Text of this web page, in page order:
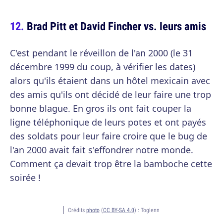
Brad Pitt et David Fincher vs. leurs amis
C'est pendant le réveillon de l'an 2000 (le 31
décembre 1999 du coup, à vérifier les dates)
alors qu'ils étaient dans un hôtel mexicain avec
des amis qu'ils ont décidé de leur faire une trop
bonne blague. En gros ils ont fait couper la
ligne téléphonique de leurs potes et ont payés
des soldats pour leur faire croire que le bug de
l'an 2000 avait fait s'effondrer notre monde.
Comment ça devait trop être la bamboche cette
soirée !
Crédits photo(CC BY-SA 4.0) : Toglenn